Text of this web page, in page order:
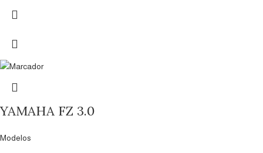
YAMAHA FZ 3.0
Modelos